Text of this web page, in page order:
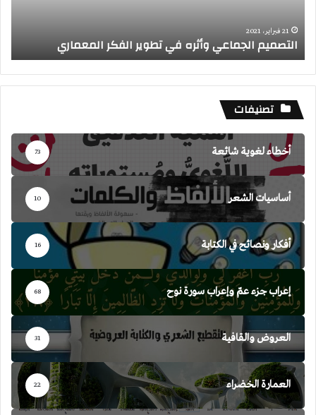
22 يوليو، 2024
إنترنت الضوء Internet of lighting (IoL)
تصنيفات
أخطاء لغوية شائعة 73
أساسيات الشعر 10
أفكار ونصائح في الكتابة 16
إعراب جزء عمّ وإعراب سورة نوح 68
العروض والقافية 31
العمارة الخضراء 22